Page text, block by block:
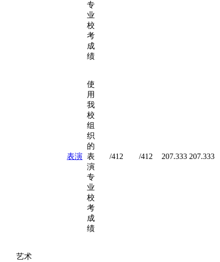
专
业
校
考
成
绩
表演
使
用
我
校
组
织
的
表
演
专
业
校
考
成
绩
/412 /412 207.333 207.333
艺术